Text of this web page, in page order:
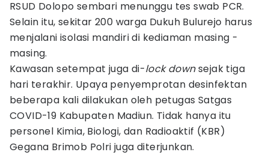
RSUD Dolopo sembari menunggu tes swab PCR.
Selain itu, sekitar 200 warga Dukuh Bulurejo harus
menjalani isolasi mandiri di kediaman masing -
masing.
Kawasan setempat juga di-lock downsejak tiga
hari terakhir. Upaya penyemprotan desinfektan
beberapa kali dilakukan oleh petugas Satgas
COVID-19 Kabupaten Madiun. Tidak hanya itu
personel Kimia, Biologi, dan Radioaktif (KBR)
Gegana Brimob Polri juga diterjunkan.